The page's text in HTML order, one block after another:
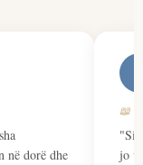
në dorë dhe
📖
"Si
jo